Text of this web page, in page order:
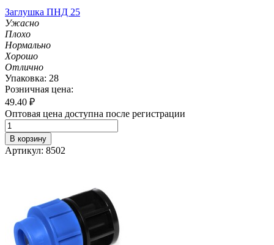
Заглушка ПНД 25
Ужасно
Плохо
Нормально
Хорошо
Отлично
Упаковка: 28
Розничная цена:
49.40 ₽
Оптовая цена доступна после регистрации
В корзину
Артикул: 8502